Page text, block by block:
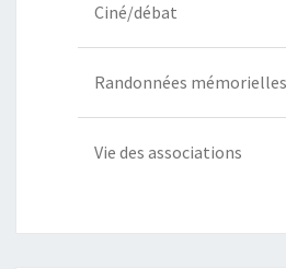
Ciné/débat
Randonnées mémorielles
Vie des associations